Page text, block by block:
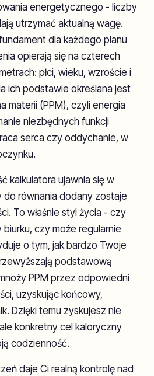
energetycznego - liczby
utrzymać aktualną wagę.
dla każdego planu
opierają się na czterech
płci, wieku, wzroście i
ich podstawie określana jest
materii (PPM), czyli energia
niezbędnych funkcji
serca czy oddychanie, w
kalkulatora ujawnia się w
równania dodany zostaje
To właśnie styl życia - czy
czy może regularnie
o tym, jak bardzo Twoje
podstawową
PPM przez odpowiedni
uzyskując końcowy,
Dzięki temu zyskujesz nie
konkretny cel kaloryczny
codzienność.
daje Ci realną kontrolę nad